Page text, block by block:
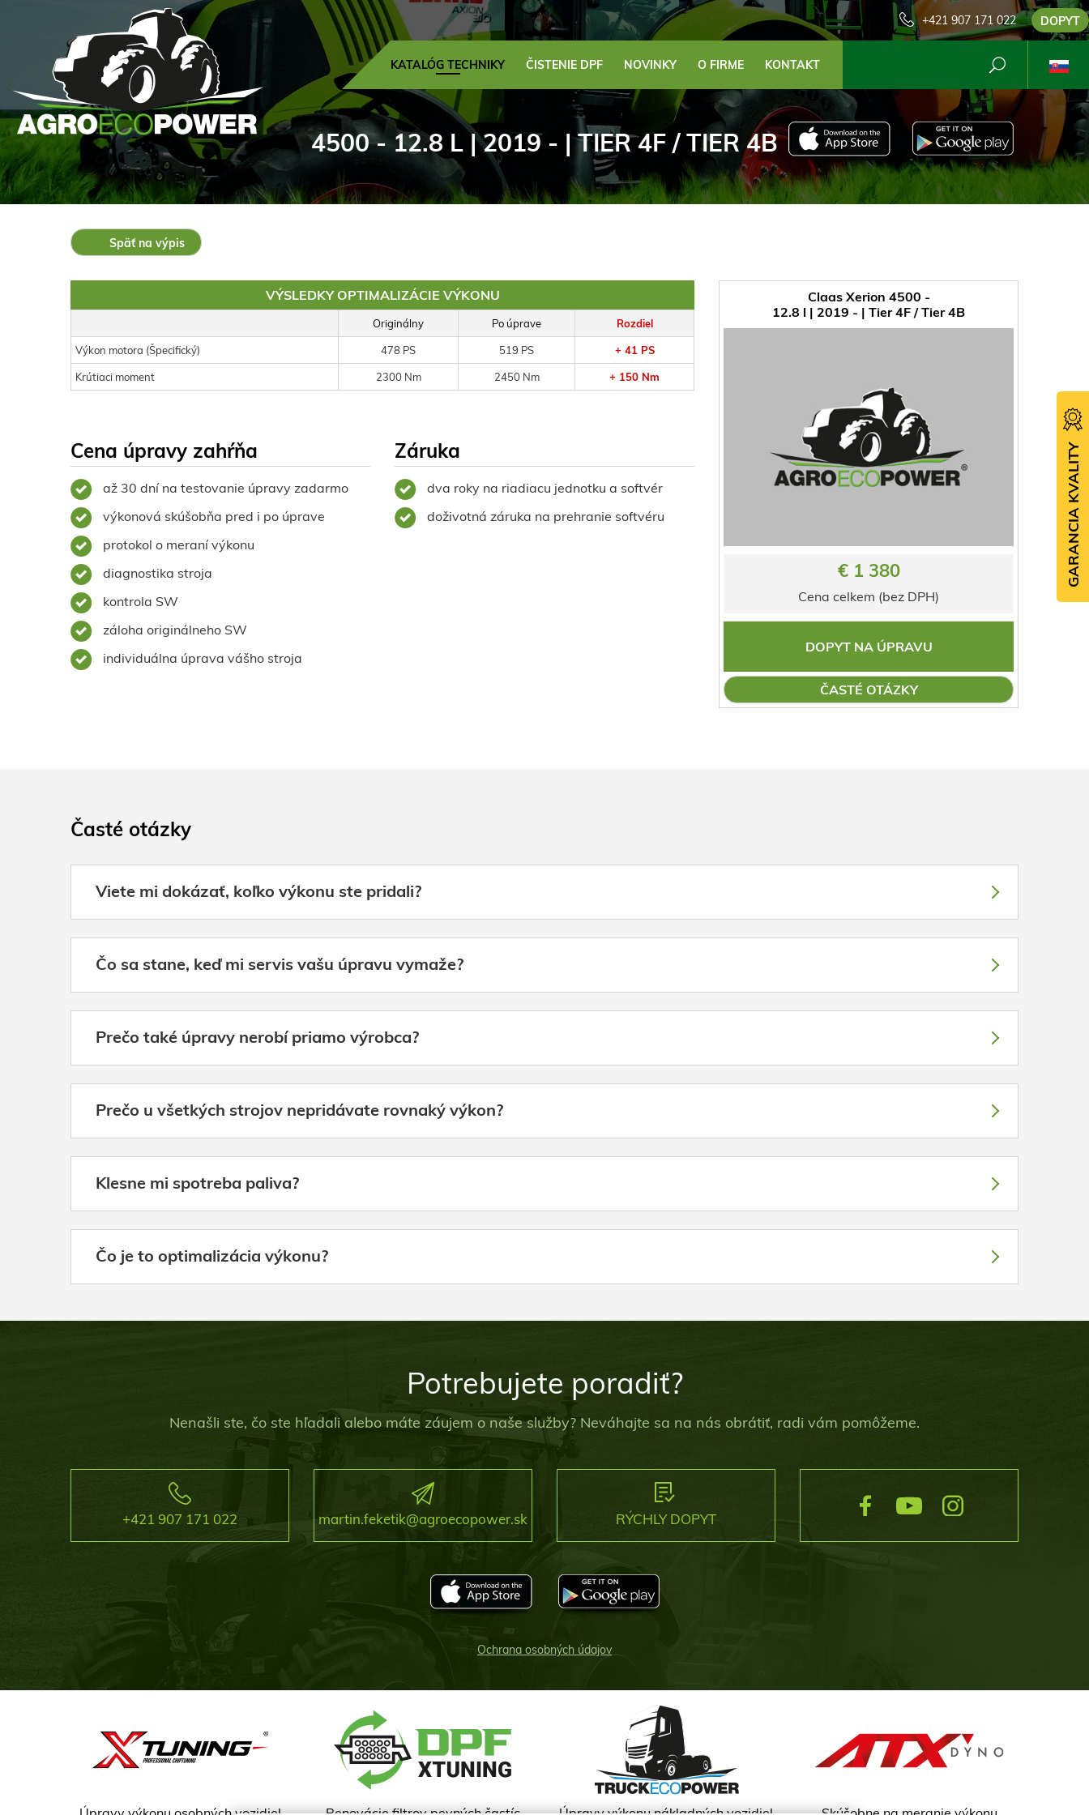
+421 907 171 022 DOPYT
KATALÓG TECHNIKY ČISTENIE DPF NOVINKY O FIRME KONTAKT
4500 - 12.8 L | 2019 - | TIER 4F / TIER 4B
Späť na výpis
Claas Xerion 4500 -
12.8 l | 2019 - | Tier 4F / Tier 4B
€ 1 380
Cena celkem (bez DPH)
DOPYT NA ÚPRAVU
ČASTÉ OTÁZKY
VÝSLEDKY OPTIMALIZÁCIE VÝKONU
Originálny Po úprave Rozdiel
Výkon motora (Špecifický) 478 PS 519 PS + 41 PS
Krútiaci moment 2300 Nm 2450 Nm + 150 Nm
Cena úpravy zahŕňa
až 30 dní na testovanie úpravy zadarmo
výkonová skúšobňa pred i po úprave
protokol o meraní výkonu
diagnostika stroja
kontrola SW
záloha originálneho SW
individuálna úprava vášho stroja
Záruka
dva roky na riadiacu jednotku a softvér
doživotná záruka na prehranie softvéru
Časté otázky
Viete mi dokázať, koľko výkonu ste pridali?
Čo sa stane, keď mi servis vašu úpravu vymaže?
Prečo také úpravy nerobí priamo výrobca?
Prečo u všetkých strojov nepridávate rovnaký výkon?
Klesne mi spotreba paliva?
Čo je to optimalizácia výkonu?
Potrebujete poradiť?
Nenašli ste, čo ste hľadali alebo máte záujem o naše služby? Neváhajte sa na nás obrátiť, radi vám pomôžeme.
+421 907 171 022 martin.feketik@agroecopower.sk RÝCHLY DOPYT
Ochrana osobných údajov
GARANCIA KVALITY